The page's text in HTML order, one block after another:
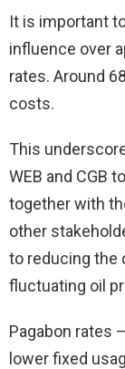
It is important
influence over
rates. Around
costs.
This
WEB and CGB
together with
other
to reducing the
fluctuating oil
Pagabon rates
lower fixed